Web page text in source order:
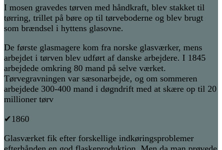
I mosen gravedes tørven med håndkraft, blev stakket til
tørring, trillet på børe op til tørveboderne og blev brugt
som brændsel i hyttens glasovne.
De første glasmagere kom fra norske glasværker, mens
arbejdet i tørven blev udført af danske arbejdere. I 1845
arbejdede omkring 80 mand på selve værket.
Tørvegravningen var sæsonarbejde, og om sommeren
arbejdede 300-400 mand i døgndrift med at skære op til 20
millioner tørv
✔1860
Glasværket fik efter forskellige indkøringsproblemer